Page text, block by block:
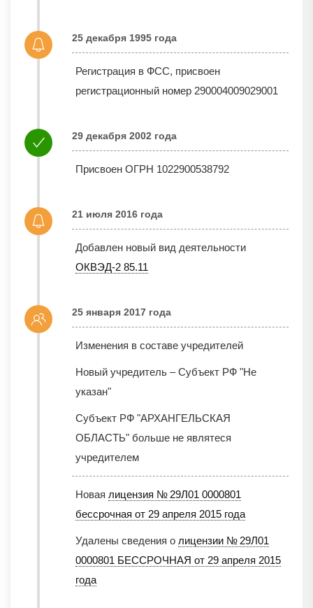
25 декабря 1995 года
Регистрация в ФСС, присвоен
регистрационный номер 290004009029001
29 декабря 2002 года
Присвоен ОГРН 1022900538792
21 июля 2016 года
Добавлен новый вид деятельности
ОКВЭД-2 85.11
25 января 2017 года
Изменения в составе учредителей
Новый учредитель – Субъект РФ "Не
указан"
Субъект РФ "АРХАНГЕЛЬСКАЯ
ОБЛАСТЬ" больше не являтеся
учредителем
Новая лицензия № 29Л01 0000801
бессрочная от 29 апреля 2015 года
Удалены сведения о лицензии № 29Л01
0000801 БЕССРОЧНАЯ от 29 апреля 2015
года